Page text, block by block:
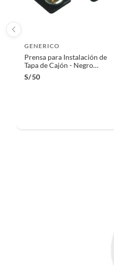
etc.).
GENERICO
Prensa para Instalación de
Tapa de Cajón - Negro
2.8mm Set 2 Unidades
S/50